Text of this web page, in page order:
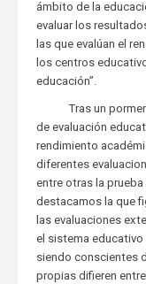
ámbito de la
evaluar los
las que evalúan el
los centros
educación”.
Tras un
de evaluación
rendimiento
diferentes
entre otras la
destacamos la que
las evaluaciones
el sistema
siendo conscientes
propias difieren